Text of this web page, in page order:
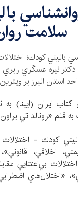
سلامت
باليني كودك؛
نيره عسگري رابري
استان البرز بر
ایران (ایبنا)
به قلم «رونالد تي
كودك -
اخلاقي،
بي‌اعتنايي
«اختلال‌هاي